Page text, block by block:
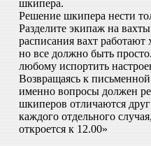
шкипера.
Решение шкипера нести
Разделите экипаж на
расписания вахт
но все должно быть
любому испортить
Возвращаясь к
именно вопросы должен
шкиперов отличаются
каждого отдельного
откроется к 12.00»